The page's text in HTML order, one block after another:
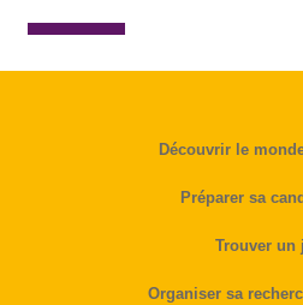
Découvrir le
Préparer sa
Trouver un
Organiser sa